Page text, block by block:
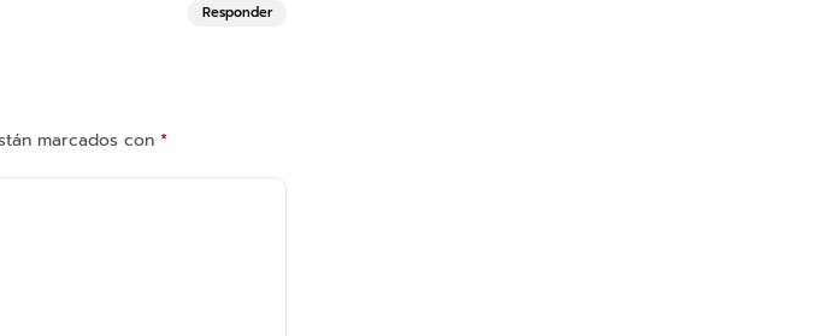
Responder
marcados con *